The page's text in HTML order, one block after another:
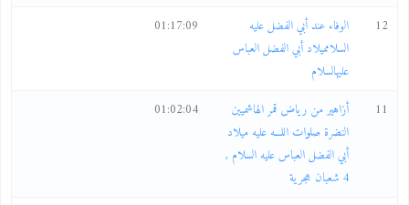
12
الوفاء عند أبي الفضل عليه
السلامميلاد أبي الفضل العباس
عليهالسلام
01:17:09
11
أزاهير من رياض قمر الهاشميين
النضرة صلوات اللـــه عليه ميلاد
أبي الفضل العباس عليه السلام ,
01:02:04